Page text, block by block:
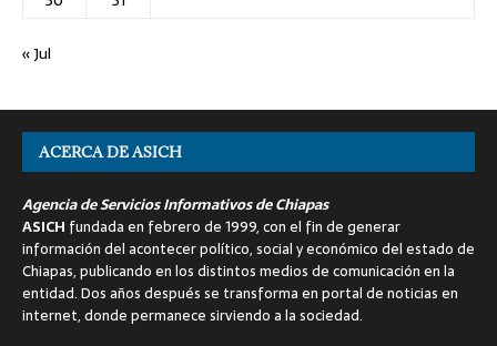
« Jul
ACERCA DE ASICH
Agencia de Servicios Informativos de Chiapas
ASICH fundada en febrero de 1999, con el fin de generar
información del acontecer político, social y económico del estado de
Chiapas, publicando en los distintos medios de comunicación en la
entidad. Dos años después se transforma en portal de noticias en
internet, donde permanece sirviendo a la sociedad.